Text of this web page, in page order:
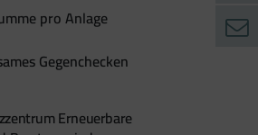
pro Anlage
Gegenchecken
Erneuerbare